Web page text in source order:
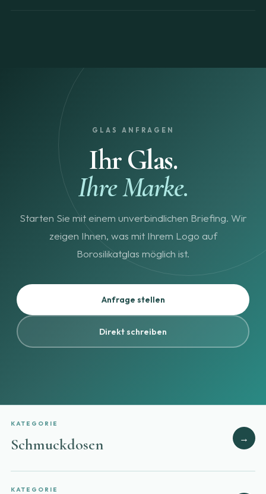
GLAS ANFRAGEN
Ihr Glas.
Ihre Marke.
Starten Sie mit einem unverbindlichen Briefing. Wir
zeigen Ihnen, was mit Ihrem Logo auf
Borosilikatglas möglich ist.
Anfrage stellen
Direkt schreiben
KATEGORIE
Schmuckdosen →
KATEGORIE